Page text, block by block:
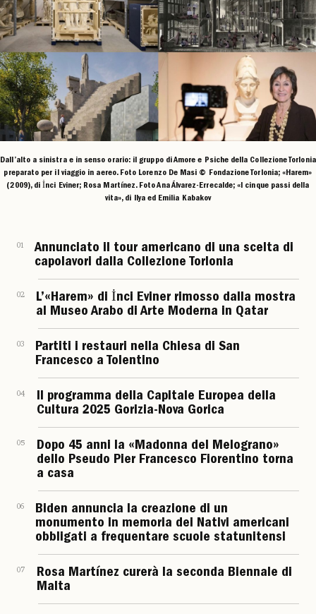
Dall’alto a sinistra e in senso orario: il gruppo di Amore e Psiche della Collezione Torlonia
preparato per il viaggio in aereo. Foto Lorenzo De Masi © Fondazione Torlonia; «Harem»
(2009), di İnci Eviner; Rosa Martínez. Foto Ana Álvarez-Errecalde; «I cinque passi della
vita», di Ilya ed Emilia Kabakov
01
Annunciato il tour americano di una scelta di
capolavori dalla Collezione Torlonia
02
L’«Harem» di İnci Eviner rimosso dalla mostra
al Museo Arabo di Arte Moderna in Qatar
03
Partiti i restauri nella Chiesa di San
Francesco a Tolentino
04
Il programma della Capitale Europea della
Cultura 2025 Gorizia-Nova Gorica
05
Dopo 45 anni la «Madonna del Melograno»
dello Pseudo Pier Francesco Fiorentino torna
a casa
06
Biden annuncia la creazione di un
monumento in memoria dei Nativi americani
obbligati a frequentare scuole statunitensi
07
Rosa Martínez curerà la seconda Biennale di
Malta